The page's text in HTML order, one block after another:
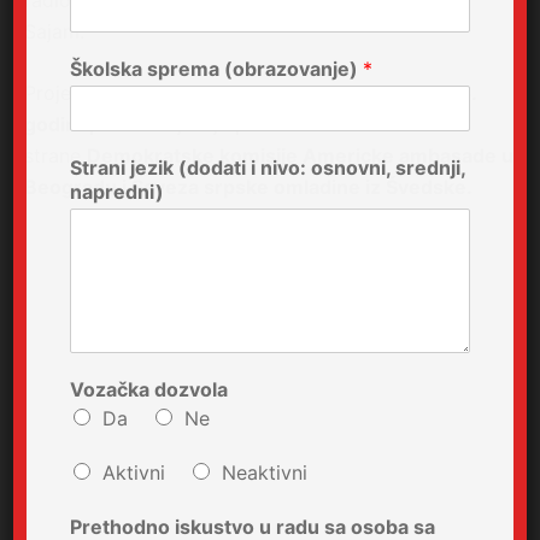
Sajam.
Projekat je trajao od15. januara do 15. jula 2005.
strane
Demokratske komisije Americke ambasade u
Beogradu i Saveza srpske omladine iz Švedske.
Školska sprema (obrazovanje) *
Strani jezik (dodati i nivo: osnovni, srednji,
napredni)
Vozačka dozvola
Da
Ne
Aktivni Neaktivni
Prethodno iskustvo u radu sa osoba sa